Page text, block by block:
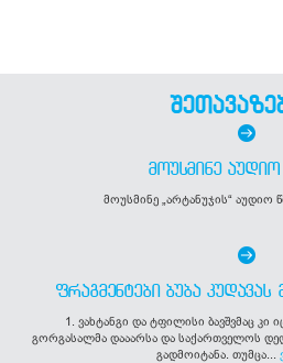
ᲛᲝᲣᲡᲛᲘᲜᲔ ᲐᲣᲓᲘᲝ
მოუსმინე „არტანუჯის“ აუდიო
ᲤᲠᲐᲒᲛᲔᲜᲢᲔᲑᲘ ᲑᲣᲑᲐ ᲙᲣᲓᲐᲕᲐᲡ
1. ვახტანგი და ტფილისი ბავშვმაც კი
გორგასალმა დააარსა და საქართველოს
გადმოიტანა. თუმცა...